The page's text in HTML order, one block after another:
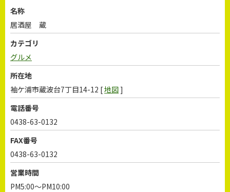
名称
居酒屋 蔵
カテゴリ
グルメ
所在地
袖ケ浦市蔵波台7丁目14-12 [地図 ]
電話番号
0438-63-0132
FAX番号
0438-63-0132
営業時間
PM5:00～PM10:00